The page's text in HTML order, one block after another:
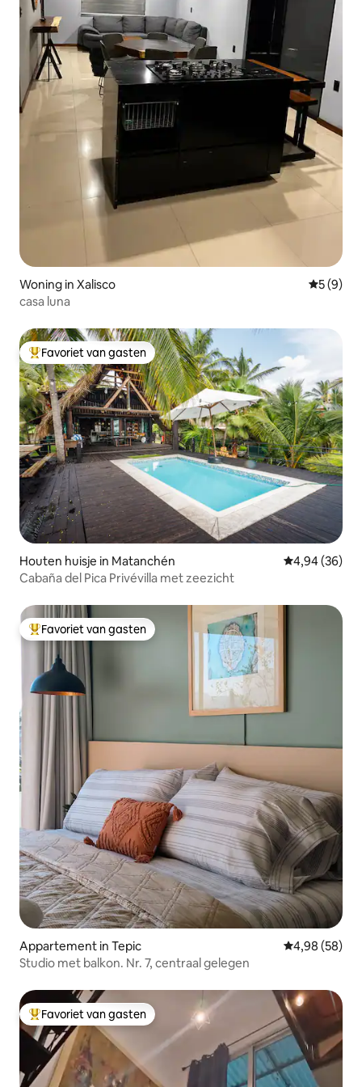
Woning in Xalisco
5 (9)
casa luna
Topfavoriet van gasten
Favoriet van gasten
Houten huisje in Matanchén Gemiddelde
4,94 (36)
Cabaña del Pica Privévilla met zeezicht
Topfavoriet van gasten
Favoriet van gasten
Appartement in Tepic Gemiddelde
4,98 (58)
Studio met balkon. Nr. 7, centraal gelegen
Topfavoriet van gasten
Favoriet van gasten